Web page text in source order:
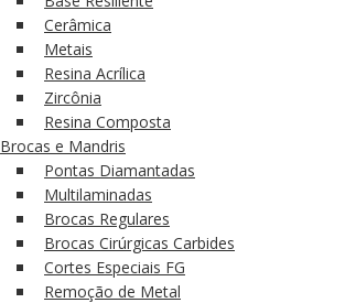
Cerâmica
Metais
Resina Acrílica
Zircônia
Resina Composta
Brocas e Mandris
Pontas Diamantadas
Multilaminadas
Brocas Regulares
Brocas Cirúrgicas Carbides
Cortes Especiais FG
Remoção de Metal